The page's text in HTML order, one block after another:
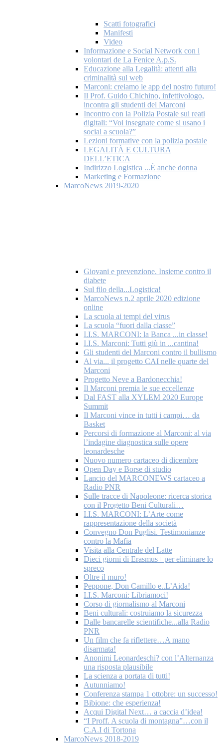
Scatti fotografici
Manifesti
Video
Informazione e Social Network con i
volontari de La Fenice A.p.S.
Educazione alla Legalità: attenti alla
criminalità sul web
Marconi: creiamo le app del nostro futuro!
Il Prof. Guido Chichino, infettivologo,
incontra gli studenti del Marconi
Incontro con la Polizia Postale sui reati
digitali: “Voi insegnate come si usano i
social a scuola?”
Lezioni formative con la polizia postale
LEGALITÀ E CULTURA
DELL’ETICA
Indirizzo Logistica ...È anche donna
Marketing e Formazione
MarcoNews 2019-2020
Giovani e prevenzione. Insieme contro il
diabete
Sul filo della...Logistica!
MarcoNews n.2 aprile 2020 edizione
online
La scuola ai tempi del virus
La scuola “fuori dalla classe”
I.I.S. MARCONI: la Banca ...in classe!
I.I.S. Marconi: Tutti giù in ...cantina!
Gli studenti del Marconi contro il bullismo
Al via... il progetto CAI nelle quarte del
Marconi
Progetto Neve a Bardonecchia!
Il Marconi premia le sue eccellenze
Dal FAST alla XYLEM 2020 Europe
Summit
Il Marconi vince in tutti i campi… da
Basket
Percorsi di formazione al Marconi: al via
l’indagine diagnostica sulle opere
leonardesche
Nuovo numero cartaceo di dicembre
Open Day e Borse di studio
Lancio del MARCONEWS cartaceo a
Radio PNR
Sulle tracce di Napoleone: ricerca storica
con il Progetto Beni Culturali…
I.I.S. MARCONI: L’Arte come
rappresentazione della società
Convegno Don Puglisi. Testimonianze
contro la Mafia
Visita alla Centrale del Latte
Dieci giorni di Erasmus+ per eliminare lo
spreco
Oltre il muro!
Peppone, Don Camillo e..L’Aida!
I.I.S. Marconi: Libriamoci!
Corso di giornalismo al Marconi
Beni culturali: costruiamo la sicurezza
Dalle bancarelle scientifiche...alla Radio
PNR
Un film che fa riflettere…A mano
disarmata!
Anonimi Leonardeschi? con l’Alternanza
una risposta plausibile
La scienza a portata di tutti!
Autunniamo!
Conferenza stampa 1 ottobre: un successo!
Bibione: che esperienza!
Acqui Digital Next… a caccia d’idea!
“I Proff. A scuola di montagna”…con il
C.A.I di Tortona
MarcoNews 2018-2019